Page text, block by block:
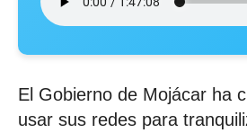
El Gobierno de Mojácar ha
usar sus redes para